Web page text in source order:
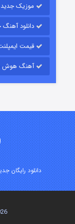
موزیک
دانلود
قیمت
آهنگ هوش
دانلود رایگان
©